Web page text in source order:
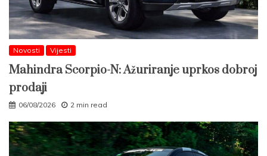
Novosti Vijesti
Mahindra Scorpio-N: Ažuriranje uprkos dobroj
prodaji
06/08/2026 2 min read